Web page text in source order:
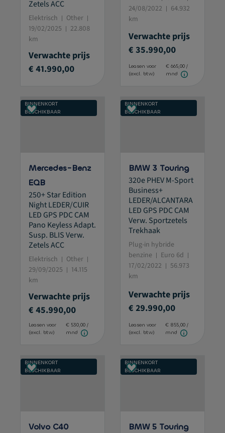
Zetels ACC
Elektrisch
Other
19/02/2025
22.808
km
Verwachte prijs
€ 41.990,00
24/08/2022
64.932
km
Verwachte prijs
€ 35.990,00
Leasen voor
(excl. btw)
€ 665,00 /
mnd
BINNENKORT
BESCHIKBAAR
Mercedes-Benz
EQB
250+ Star Edition
Night LEDER/CUIR
LED GPS PDC CAM
Pano Keyless Adapt.
Susp. BLIS Verw.
Zetels ACC
Elektrisch
Other
29/09/2025
14.115
km
Verwachte prijs
€ 45.990,00
Leasen voor
(excl. btw)
€ 530,00 /
mnd
BINNENKORT
BESCHIKBAAR
BMW 3 Touring
320e PHEV M-Sport
Business+
LEDER/ALCANTARA
LED GPS PDC CAM
Verw. Sportzetels
Trekhaak
Plug-in hybride
benzine
Euro 6d
17/02/2022
56.973
km
Verwachte prijs
€ 29.990,00
Leasen voor
(excl. btw)
€ 855,00 /
mnd
BINNENKORT
BESCHIKBAAR
Volvo C40
BINNENKORT
BESCHIKBAAR
BMW 5 Touring